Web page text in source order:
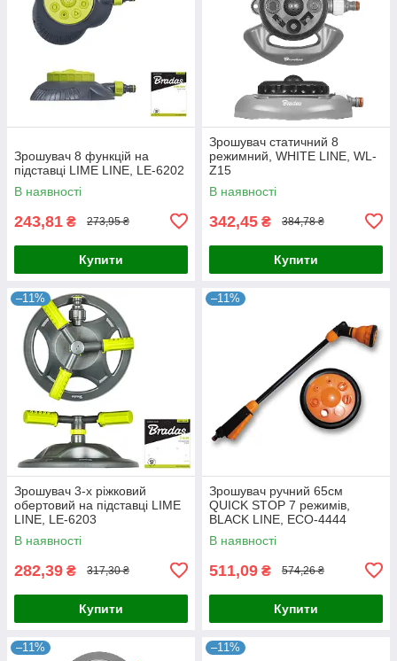
Зрошувач 8 функцій на
підставці LIME LINE, LE-6202
В наявності
243,81 ₴ 273,95 ₴
Купити
Зрошувач статичний 8
режимний, WHITE LINE, WL-
Z15
В наявності
342,45 ₴ 384,78 ₴
Купити
–11%
Зрошувач 3-х ріжковий
обертовий на підставці LIME
LINE, LE-6203
В наявності
282,39 ₴ 317,30 ₴
Купити
–11%
Зрошувач ручний 65см
QUICK STOP 7 режимів,
BLACK LINE, ECO-4444
В наявності
511,09 ₴ 574,26 ₴
Купити
–11% –11%